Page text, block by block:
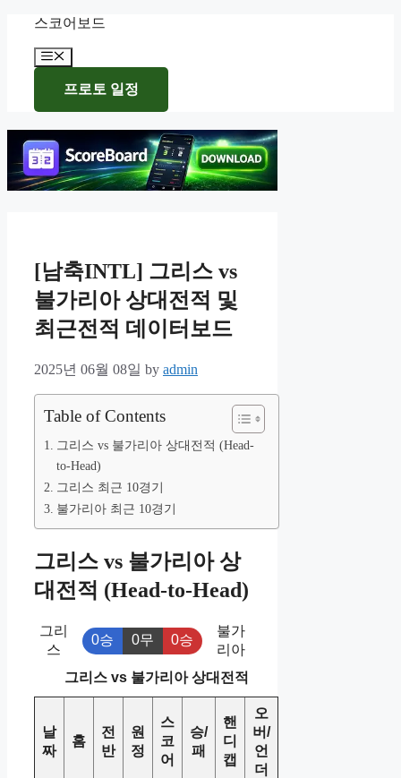
content
스코어보드
Menu
프로토 일정
[남축INTL] 그리스 vs
불가리아 상대전적 및
최근전적 데이터보드
2025년 06월 08일 by admin
Table of Contents
그리스 vs 불가리아 상대전적 (Head-
to-Head)
그리스 최근 10경기
불가리아 최근 10경기
그리스 vs 불가리아 상
대전적 (Head-to-Head)
그리
스
0승 0무 0승
불가
리아
그리스 vs 불가리아 상대전적
날
짜
홈
전
반
원
정
스
코
어
승/
패
핸
디
캡
오
버/
언
더